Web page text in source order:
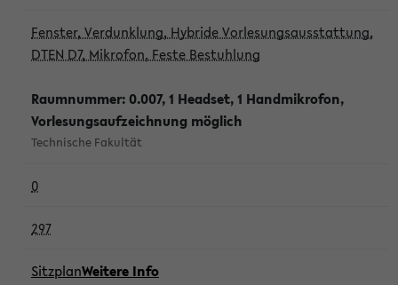
Fenster, Verdunklung, Hybride Vorlesungsausstattung,
DTEN D7, Mikrofon, Feste Bestuhlung
Raumnummer: 0.007, 1 Headset, 1 Handmikrofon,
Vorlesungsaufzeichnung möglich
Technische Fakultät
0
297
SitzplanWeitere Info